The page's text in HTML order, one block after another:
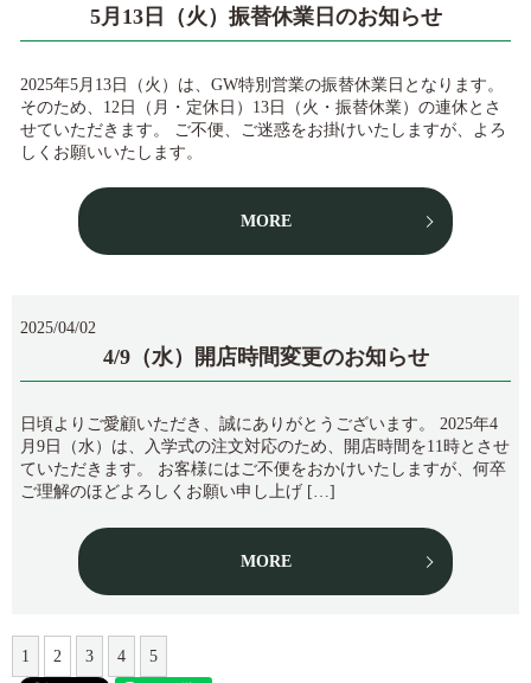
5月13日（火）振替休業日のお知らせ
2025年5月13日（火）は、GW特別営業の振替休業日となります。
そのため、12日（月・定休日）13日（火・振替休業）の連休とさ
せていただきます。 ご不便、ご迷惑をお掛けいたしますが、よろ
しくお願いいたします。
MORE
2025/04/02
4/9（水）開店時間変更のお知らせ
日頃よりご愛顧いただき、誠にありがとうございます。 2025年4
月9日（水）は、入学式の注文対応のため、開店時間を11時とさせ
ていただきます。 お客様にはご不便をおかけいたしますが、何卒
ご理解のほどよろしくお願い申し上げ […]
MORE
1 2 3 4 5